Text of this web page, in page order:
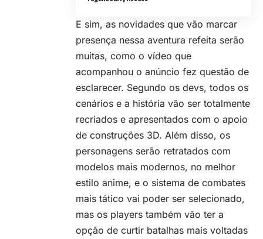
E sim, as novidades que vão marcar
presença nessa aventura refeita serão
muitas, como o vídeo que
acompanhou o anúncio fez questão de
esclarecer. Segundo os devs, todos os
cenários e a história vão ser totalmente
recriados e apresentados com o apoio
de construções 3D. Além disso, os
personagens serão retratados com
modelos mais modernos, no melhor
estilo anime, e o sistema de combates
mais tático vai poder ser selecionado,
mas os players também vão ter a
opção de curtir batalhas mais voltadas